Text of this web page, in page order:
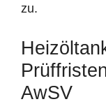
zu.
AwSV